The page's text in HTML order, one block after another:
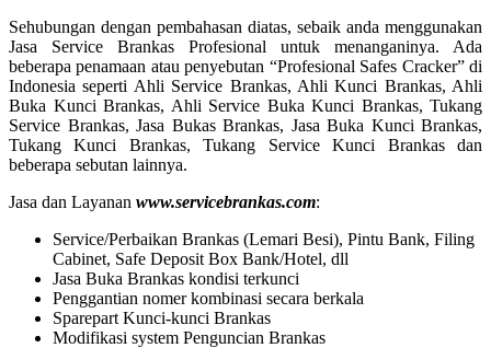
Sehubungan dengan pembahasan diatas, sebaik anda menggunakan
Jasa Service Brankas Profesional untuk menanganinya. Ada
beberapa penamaan atau penyebutan “Profesional Safes Cracker” di
Indonesia seperti Ahli Service Brankas, Ahli Kunci Brankas, Ahli
Buka Kunci Brankas, Ahli Service Buka Kunci Brankas, Tukang
Service Brankas, Jasa Bukas Brankas, Jasa Buka Kunci Brankas,
Tukang Kunci Brankas, Tukang Service Kunci Brankas dan
beberapa sebutan lainnya.
Jasa dan Layanan www.servicebrankas.com:
Service/Perbaikan Brankas (Lemari Besi), Pintu Bank, Filing
Cabinet, Safe Deposit Box Bank/Hotel, dll
Jasa Buka Brankas kondisi terkunci
Penggantian nomer kombinasi secara berkala
Sparepart Kunci-kunci Brankas
Modifikasi system Penguncian Brankas